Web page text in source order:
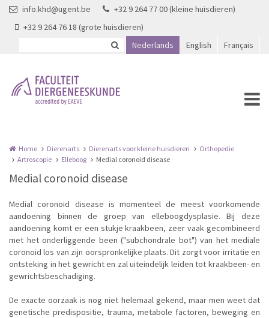
Overslaan en naar de inhoud gaan
info.khd@ugent.be
+32 9 264 77 00 (kleine huisdieren)
+32 9 264 76 18 (grote huisdieren)
Nederlands
English Français
Home Dierenarts Dierenarts voor kleine huisdieren
Orthopedie
Artroscopie
Elleboog Medial coronoid disease
Medial coronoid disease
Medial coronoid disease is momenteel de meest voorkomende
aandoening binnen de groep van elleboogdysplasie. Bij deze
aandoening komt er een stukje kraakbeen, zeer vaak gecombineerd
met het onderliggende been ("subchondrale bot") van het mediale
coronoid los van zijn oorspronkelijke plaats. Dit zorgt voor irritatie en
ontsteking in het gewricht en zal uiteindelijk leiden tot kraakbeen- en
gewrichtsbeschadiging.
De exacte oorzaak is nog niet helemaal gekend, maar men weet dat
genetische predispositie, trauma, metabole factoren, beweging en